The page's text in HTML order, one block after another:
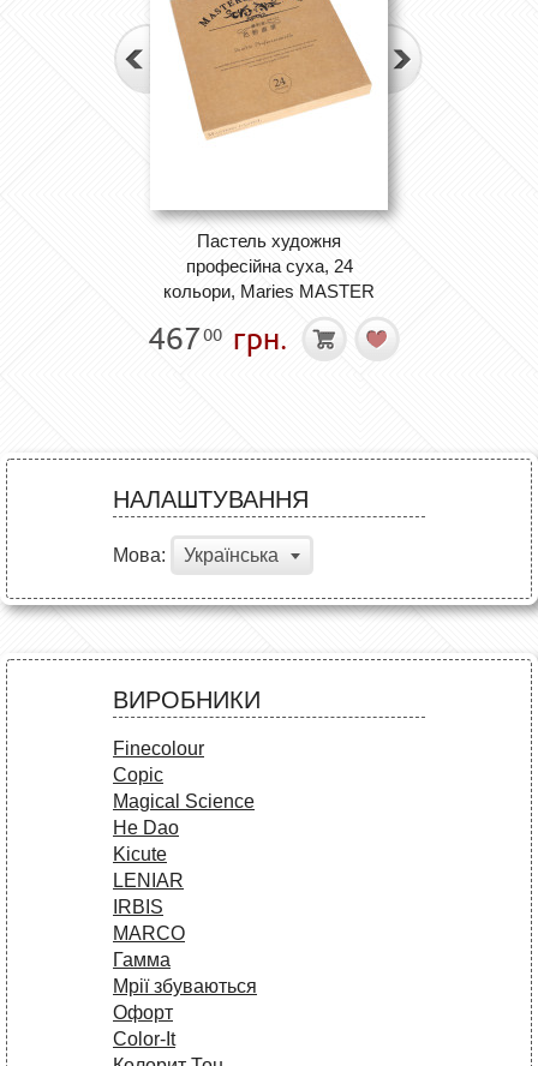
Пастель художня
професійна суха, 24
кольори, Maries MASTER
46700 грн.
НАЛАШТУВАННЯ
Мова: Українська
ВИРОБНИКИ
Finecolour
Copic
Magical Science
He Dao
Kicute
LENIAR
IRBIS
MARCO
Гамма
Мрії збуваються
Офорт
Сolor-It